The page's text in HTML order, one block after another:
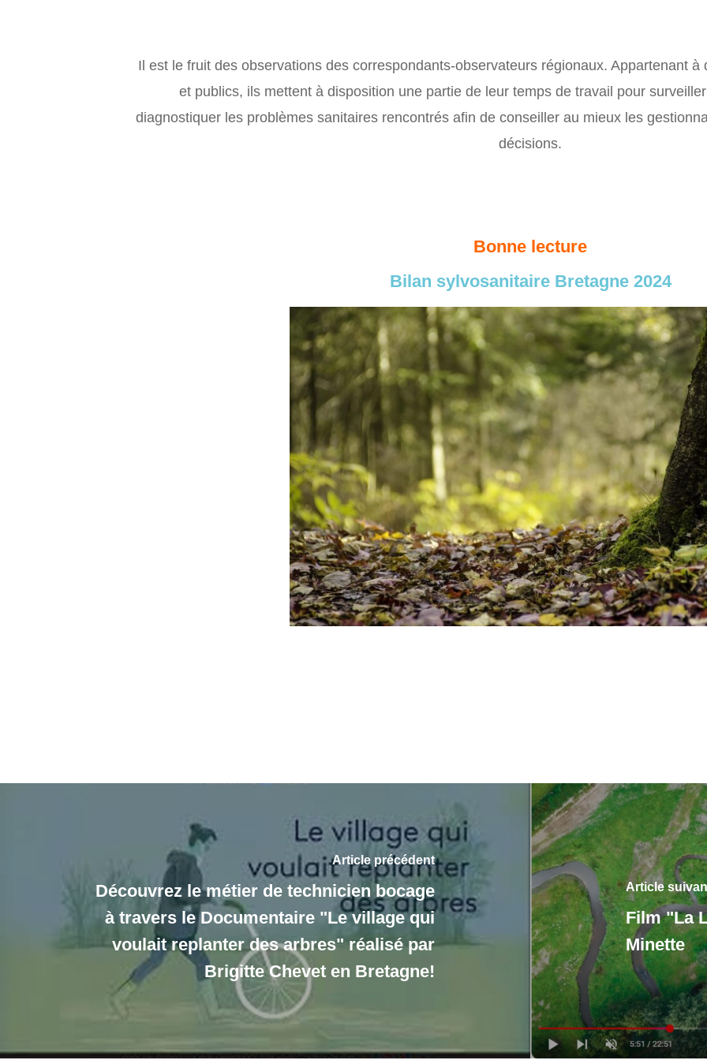
Il est le fruit des observations des correspondants-observateurs régionaux. Appartenant
et publics, ils mettent à disposition une partie de leur temps de travail pour
diagnostiquer les problèmes sanitaires rencontrés afin de conseiller au mieux les
décisions.
Bonne lecture
Bilan sylvosanitaire Bretagne 2024
Article précédent
Découvrez le métier de technicien bocage
à travers le Documentaire "Le village qui
voulait replanter des arbres" réalisé par
Brigitte Chevet en Bretagne!
Article
Film "La
Minette